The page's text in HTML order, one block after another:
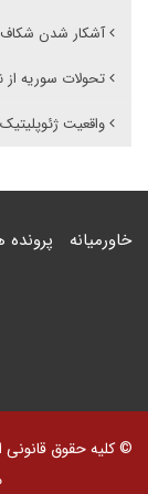
آشکار شدن
تحولات سوریه از
واقعیت
خاورمیانه
© کلیه حقوق قانونی